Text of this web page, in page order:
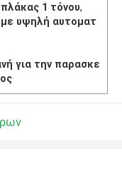
1 τόνου,
υψηλή αυτοματ
για την παρασκε